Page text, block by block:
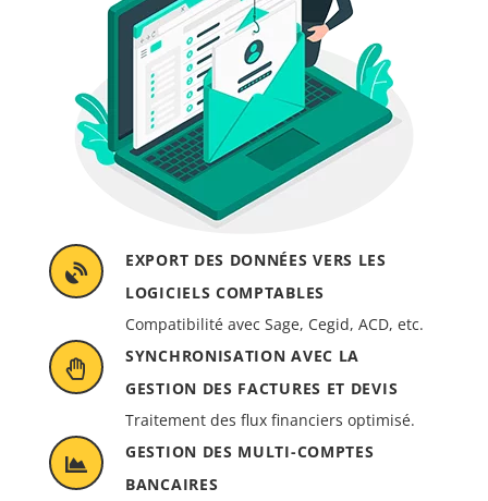
EXPORT DES DONNÉES VERS LES
LOGICIELS COMPTABLES
Compatibilité avec Sage, Cegid, ACD, etc.
SYNCHRONISATION AVEC LA
GESTION DES FACTURES ET DEVIS
Traitement des flux financiers optimisé.
GESTION DES MULTI-COMPTES
BANCAIRES